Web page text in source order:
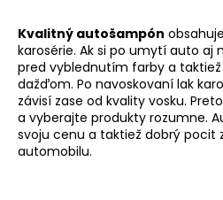
Kvalitný autošampón
karosérie. Ak si po umytí auto aj
pred vyblednutím farby a
dažďom. Po navoskovaní lak
závisí zase od kvality vosku.
a vyberajte produkty rozumne.
svoju cenu a taktiež dobrý pocit
automobilu.